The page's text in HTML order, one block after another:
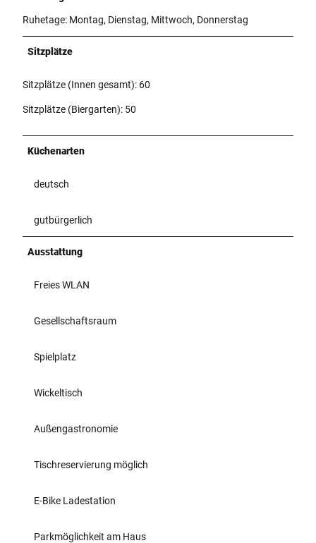
Ruhetage: Montag, Dienstag, Mittwoch, Donnerstag
Sitzplätze
Sitzplätze (Innen gesamt): 60
Sitzplätze (Biergarten): 50
Küchenarten
deutsch
gutbürgerlich
Ausstattung
Freies WLAN
Gesellschaftsraum
Spielplatz
Wickeltisch
Außengastronomie
Tischreservierung möglich
E-Bike Ladestation
Parkmöglichkeit am Haus